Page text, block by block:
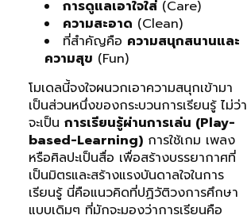
การดูแลเอาใจใส่ (Care)
ความสะอาด (Clean)
ที่สำคัญคือ ความสนุกสนานและ
ความสุข (Fun)
โมเดลนี้จงใจผนวกเอาความสนุกเข้ามา
เป็นส่วนหนึ่งของกระบวนการเรียนรู้ ไม่ว่า
จะเป็น การเรียนรู้ผ่านการเล่น (Play-
based-Learning) การใช้เกม เพลง
หรือศิลปะเป็นสื่อ เพื่อสร้างบรรยากาศที่
เป็นมิตรและสร้างแรงบันดาลใจในการ
เรียนรู้ นี่คือแนวคิดที่ปฏิวัติวงการศึกษา
แบบเดิมๆ ที่มักจะมองว่าการเรียนคือ